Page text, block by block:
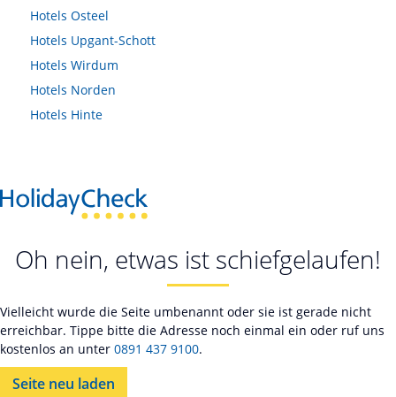
Hotels Osteel
Hotels Upgant-Schott
Hotels Wirdum
Hotels Norden
Hotels Hinte
Oh nein, etwas ist schiefgelaufen!
Vielleicht wurde die Seite umbenannt oder sie ist gerade nicht
erreichbar. Tippe bitte die Adresse noch einmal ein oder ruf uns
kostenlos an unter 0891 437 9100.
Seite neu laden